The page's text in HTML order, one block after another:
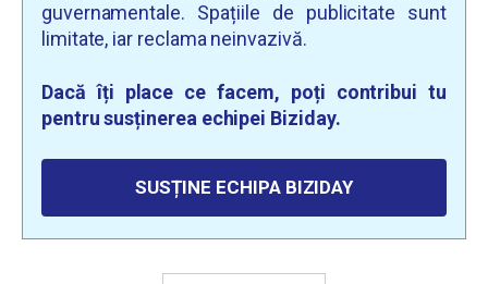
guvernamentale. Spațiile de publicitate sunt
limitate, iar reclama neinvazivă.
Dacă îți place ce facem, poți contribui tu
pentru susținerea echipei Biziday.
SUSȚINE ECHIPA BIZIDAY